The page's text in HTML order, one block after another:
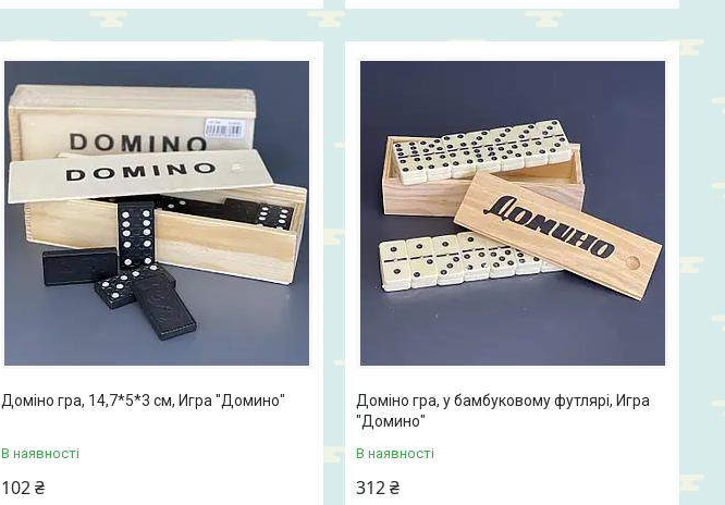
Доміно гра, 14,7*5*3 см, Игра "Домино"
В наявності
102 ₴
Доміно гра, у бамбуковому футлярі, Игра
"Домино"
В наявності
312 ₴